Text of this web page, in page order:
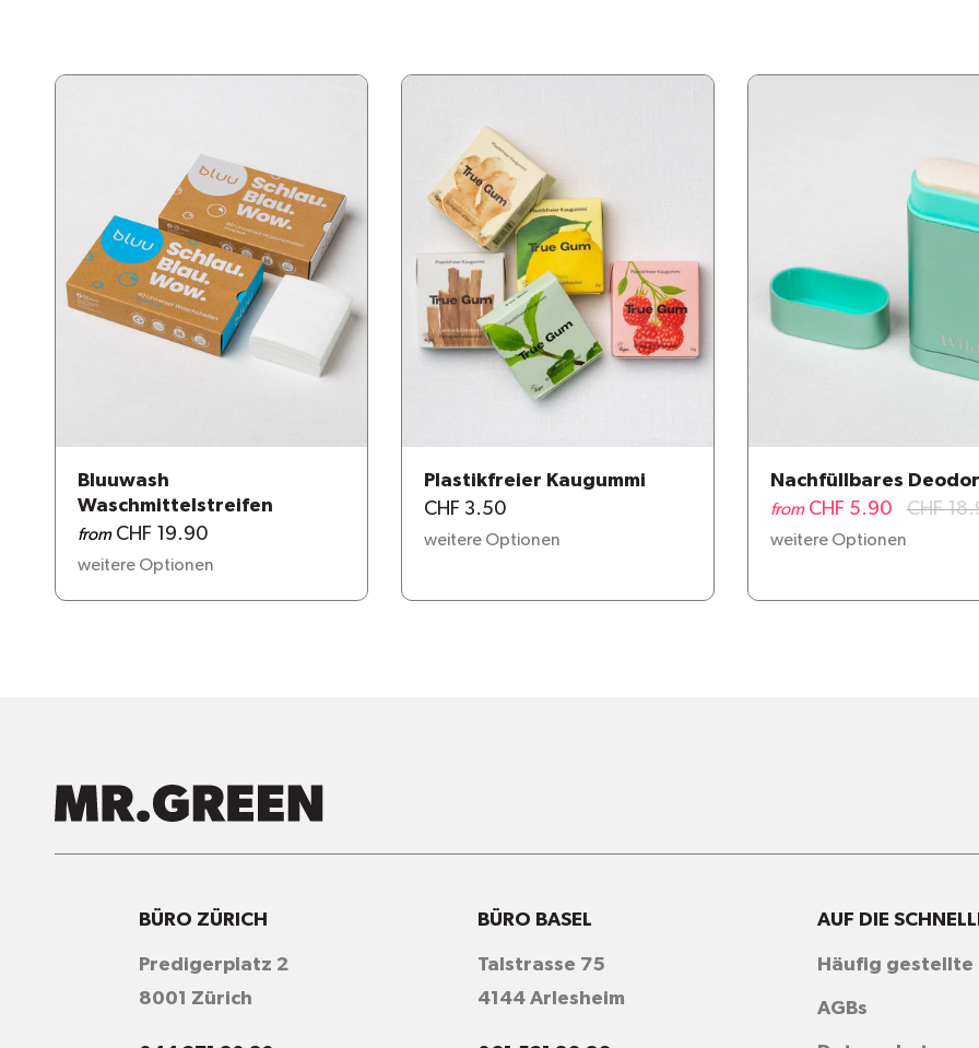
Bluuwash
Waschmittelstreifen
from CHF 19.90
weitere Optionen
Plastikfreier Kaugummi
CHF 3.50
weitere Optionen
Nachfüllbares
from CHF 5.90 CHF
weitere Optionen
BÜRO ZÜRICH
Predigerplatz 2
8001 Zürich
BÜRO BASEL
Talstrasse 75
4144 Arlesheim
AUF DIE
Häufig gestellte
AGBs